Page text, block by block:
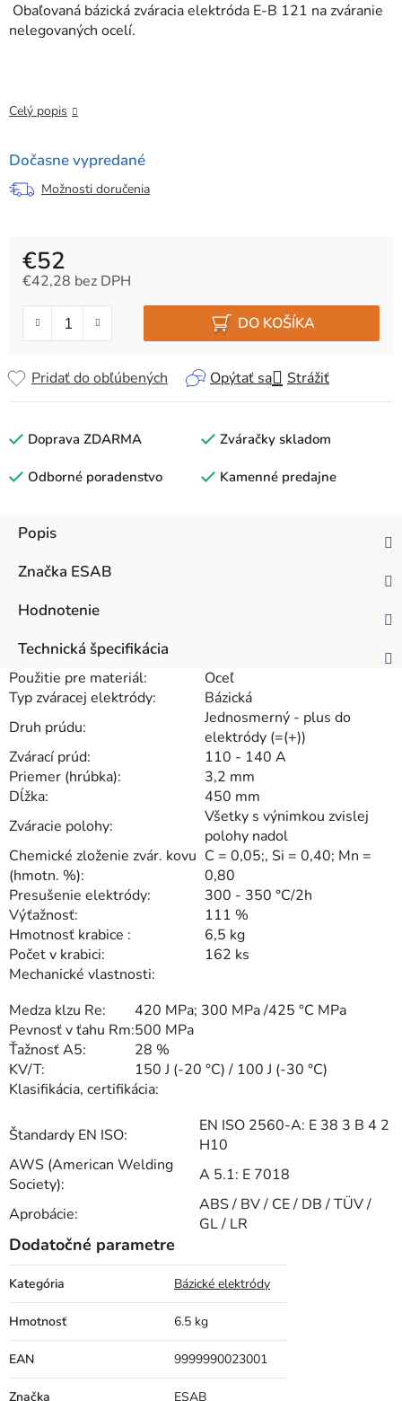
Obaľovaná bázická zváracia elektróda E-B 121 na zváranie
nelegovaných ocelí.
Celý popis
Dočasne vypredané
Možnosti doručenia
€52
€42,28 bez DPH
DO KOŠÍKA
Opýtať sa Strážiť
Pridať do obľúbených
Doprava ZDARMA Zváračky skladom
Odborné poradenstvo Kamenné predajne
Popis
Značka ESAB
Hodnotenie
Technická špecifikácia
Použitie pre materiál:
Oceľ
Typ zváracej elektródy:
Bázická
Druh prúdu:
Jednosmerný - plus do
elektródy (=(+))
Zvárací prúd:
110 - 140 A
Priemer (hrúbka):
3,2 mm
Dĺžka:
450 mm
Zváracie polohy:
Všetky s výnimkou zvislej
polohy nadol
Chemické zloženie zvár. kovu
(hmotn. %):
C = 0,05;, Si = 0,40; Mn =
0,80
Presušenie elektródy:
300 - 350 °C/2h
Výťažnosť:
111 %
Hmotnosť krabice :
6,5 kg
Počet v krabici:
162 ks
Mechanické vlastnosti:
Medza klzu Re:
420 MPa; 300 MPa /425 °C MPa
Pevnosť v ťahu Rm:500 MPa
Ťažnosť A5:
28 %
KV/T:
150 J (-20 °C) / 100 J (-30 °C)
Klasifikácia, certifikácia:
Štandardy EN ISO:
EN ISO 2560-A: E 38 3 B 4 2
H10
AWS (American Welding
Society):
A 5.1: E 7018
Aprobácie:
ABS / BV / CE / DB / TÜV /
GL / LR
Dodatočné parametre
Kategória Bázické elektródy
Hmotnosť 6.5 kg
EAN 9999990023001
Značka ESAB